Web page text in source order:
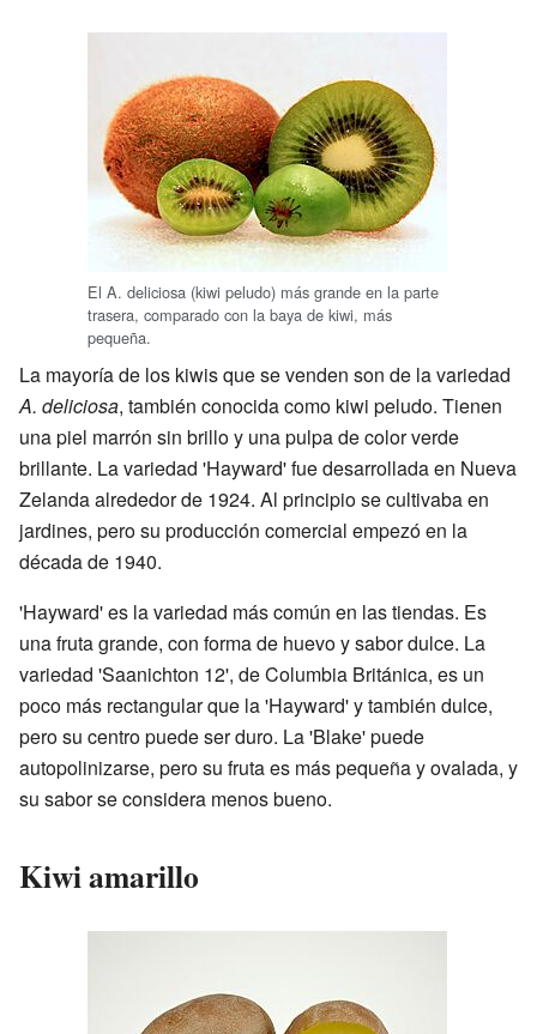
El A. deliciosa (kiwi peludo) más grande en la parte
trasera, comparado con la baya de kiwi, más
pequeña.
La mayoría de los kiwis que se venden son de la variedad
A. deliciosa, también conocida como kiwi peludo. Tienen
una piel marrón sin brillo y una pulpa de color verde
brillante. La variedad 'Hayward' fue desarrollada en Nueva
Zelanda alrededor de 1924. Al principio se cultivaba en
jardines, pero su producción comercial empezó en la
década de 1940.
'Hayward' es la variedad más común en las tiendas. Es
una fruta grande, con forma de huevo y sabor dulce. La
variedad 'Saanichton 12', de Columbia Británica, es un
poco más rectangular que la 'Hayward' y también dulce,
pero su centro puede ser duro. La 'Blake' puede
autopolinizarse, pero su fruta es más pequeña y ovalada, y
su sabor se considera menos bueno.
Kiwi amarillo